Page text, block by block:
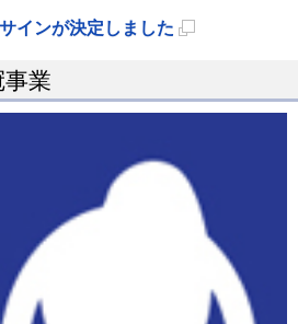
インが決定しました
ペ
ジ
業